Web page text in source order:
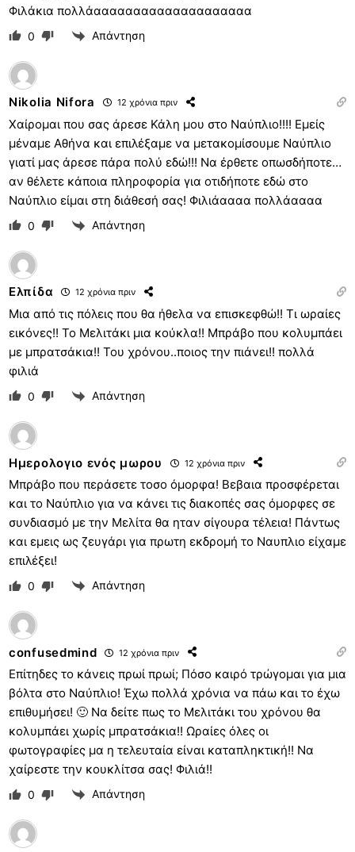
Φιλάκια πολλάαααααααααααααααααααα
0 Απάντηση
Nikolia Nifora 12 χρόνια πριν
Χαίρομαι που σας άρεσε Κάλη μου στο Ναύπλιο!!!! Εμείς
μέναμε Αθήνα και επιλέξαμε να μετακομίσουμε Ναύπλιο
γιατί μας άρεσε πάρα πολύ εδώ!!! Να έρθετε οπωσδήποτε…
αν θέλετε κάποια πληροφορία για οτιδήποτε εδώ στο
Ναύπλιο είμαι στη διάθεσή σας! Φιλιάαααα πολλάαααα
0 Απάντηση
Ελπίδα 12 χρόνια πριν
Μια από τις πόλεις που θα ήθελα να επισκεφθώ!! Τι ωραίες
εικόνες!! Το Μελιτάκι μια κούκλα!! Μπράβο που κολυμπάει
με μπρατσάκια!! Του χρόνου..ποιος την πιάνει!! πολλά
φιλιά
0 Απάντηση
Ημερολογιο ενός μωρου 12 χρόνια πριν
Μπράβο που περάσετε τοσο όμορφα! Βεβαια προσφέρεται
και το Ναύπλιο για να κάνει τις διακοπές σας όμορφες σε
συνδιασμό με την Μελίτα θα ηταν σίγουρα τέλεια! Πάντως
και εμεις ως ζευγάρι για πρωτη εκδρομή το Ναυπλιο είχαμε
επιλέξει!
0 Απάντηση
confusedmind 12 χρόνια πριν
Επίτηδες το κάνεις πρωί πρωί; Πόσο καιρό τρώγομαι για μια
βόλτα στο Ναύπλιο! Έχω πολλά χρόνια να πάω και το έχω
επιθυμήσει! 🙂 Να δείτε πως το Μελιτάκι του χρόνου θα
κολυμπάει χωρίς μπρατσάκια!! Ωραίες όλες οι
φωτογραφίες μα η τελευταία είναι καταπληκτική!! Να
χαίρεστε την κουκλίτσα σας! Φιλιά!!
0 Απάντηση